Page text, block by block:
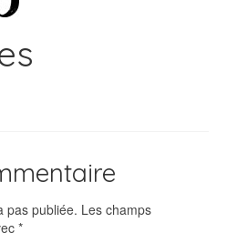
pas publiée. Les champs
*